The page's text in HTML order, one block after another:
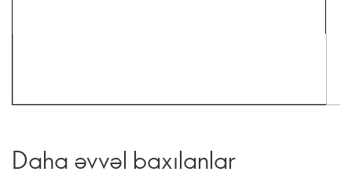
Daha əvvəl baxılanlar